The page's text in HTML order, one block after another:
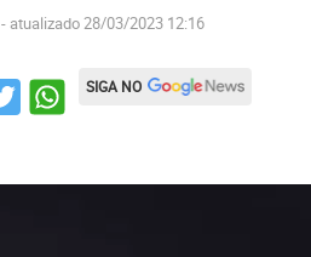
- atualizado 28/03/2023 12:16
SIGA NO